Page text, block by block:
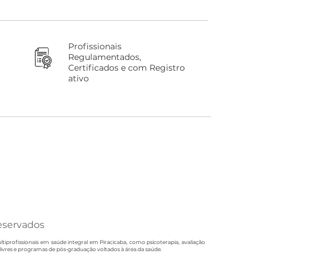
Profissionais
Regulamentados,
Certificados e com Registro
ativo
em saúde integral em Piracicaba, como psicoterapia, avaliação
e programas de pós-graduação voltados à área da saúde.